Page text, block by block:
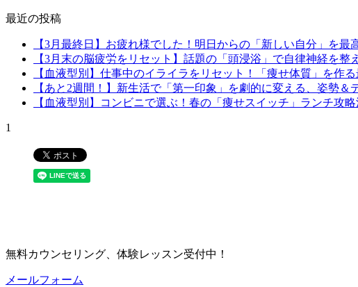
最近の投稿
【3月最終日】お疲れ様でした！明日からの「新しい自分」を
【3月末の脳疲労をリセット】話題の「頭浸浴」で自律神経を整
【血液型別】仕事中のイライラをリセット！「痩せ体質」を作
【あと2週間！】新生活で「第一印象」を劇的に変える、姿勢＆
【血液型別】コンビニで選ぶ！春の「痩せスイッチ」ランチ攻
1
無料カウンセリング、体験レッスン受付中！
メールフォーム